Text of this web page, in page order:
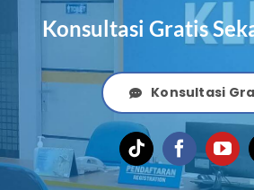
Konsultasi Gratis
Konsultasi